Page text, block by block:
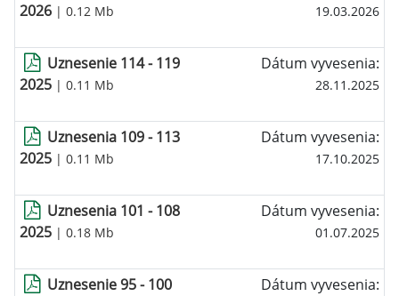
2026 | 0.12 Mb 19.03.2026
Uznesenie 114 - 119
2025 | 0.11 Mb
Dátum vyvesenia:
28.11.2025
Uznesenia 109 - 113
2025 | 0.11 Mb
Dátum vyvesenia:
17.10.2025
Uznesenia 101 - 108
2025 | 0.18 Mb
Dátum vyvesenia:
01.07.2025
Uznesenie 95 - 100
Dátum vyvesenia: